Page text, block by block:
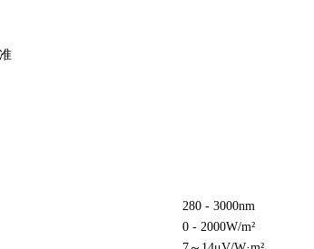
280 - 3000nm
0 - 2000W/m²